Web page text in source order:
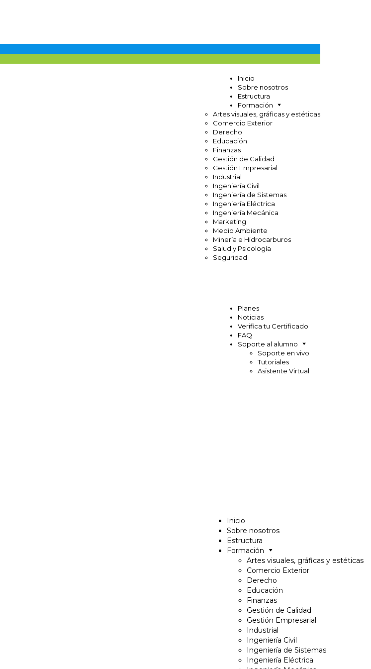
Inicio
Sobre nosotros
Estructura
Formación
Artes visuales, gráficas y estéticas
Comercio Exterior
Derecho
Educación
Finanzas
Gestión de Calidad
Gestión Empresarial
Industrial
Ingeniería Civil
Ingeniería de Sistemas
Ingeniería Eléctrica
Ingeniería Mecánica
Marketing
Medio Ambiente
Minería e Hidrocarburos
Salud y Psicología
Seguridad
Planes
Noticias
Verifica tu Certificado
FAQ
Soporte al alumno
Soporte en vivo
Tutoriales
Asistente Virtual
Inicio
Sobre nosotros
Estructura
Formación
Artes visuales, gráficas y estéticas
Comercio Exterior
Derecho
Educación
Finanzas
Gestión de Calidad
Gestión Empresarial
Industrial
Ingeniería Civil
Ingeniería de Sistemas
Ingeniería Eléctrica